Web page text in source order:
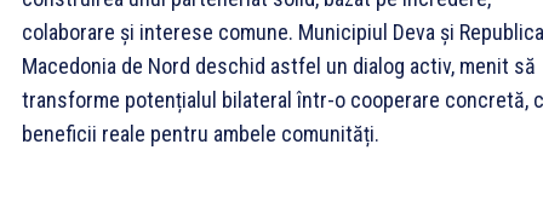
colaborare și interese comune. Municipiul Deva și Republica
Macedonia de Nord deschid astfel un dialog activ, menit să
transforme potențialul bilateral într-o cooperare concretă,
beneficii reale pentru ambele comunități.